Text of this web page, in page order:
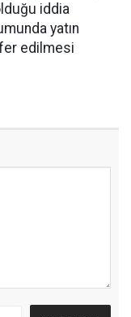
iddia
yatın
edilmesi